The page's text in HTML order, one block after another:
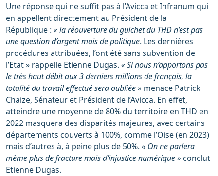
Une réponse qui ne suffit pas à l’Avicca et Infranum qui
en appellent directement au Président de la
République : « la réouverture du guichet du THD n’est pas
une question d’argent mais de politique. Les dernières
procédures attribuées, l’ont été sans subvention de
l’Etat » rappelle Etienne Dugas. « Si nous n’apportons pas
le très haut débit aux 3 derniers millions de français, la
totalité du travail effectué sera oubliée » menace Patrick
Chaize, Sénateur et Président de l’Avicca. En effet,
atteindre une moyenne de 80% du territoire en THD en
2022 masquera des disparités majeures, avec certains
départements couverts à 100%, comme l’Oise (en 2023)
mais d’autres à, à peine plus de 50%. « On ne parlera
même plus de fracture mais d’injustice numérique » conclut
Etienne Dugas.